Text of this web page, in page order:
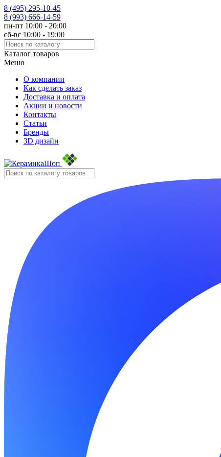
8 (495) 295-10-45
8 (993) 666-14-59
пн-пт 10:00 - 20:00
сб-вс 10:00 - 19:00
Каталог товаров
Меню
О компании
Как сделать заказ
Доставка и оплата
Акции и новости
Контакты
Статьи
Бренды
3D дизайн